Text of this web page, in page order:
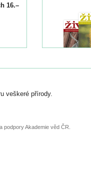
16.–
veškeré přírody.
podpory Akademie věd ČR.